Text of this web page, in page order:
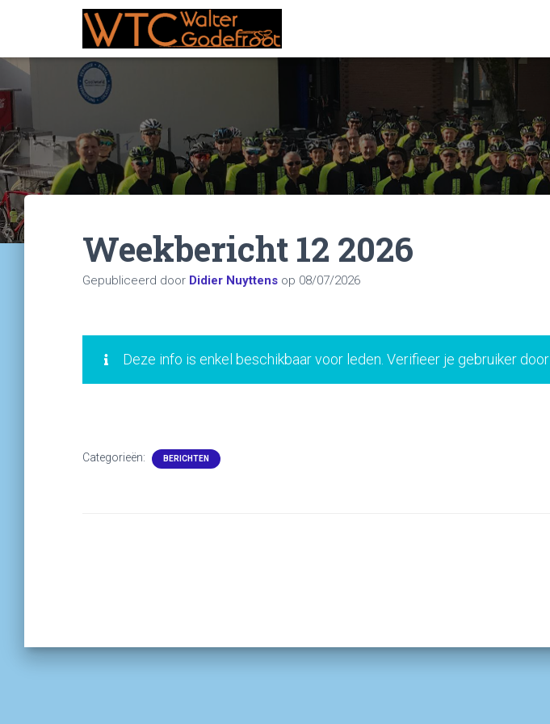
Weekbericht 12 2026
Gepubliceerd door Didier Nuyttens op 08/07/2026
Deze info is enkel beschikbaar voor leden. Verifieer je gebruiker door
Categorieën: BERICHTEN